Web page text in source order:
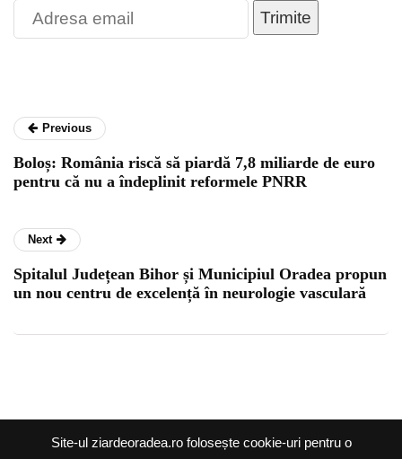
Site-ul ziardeoradea.ro folosește cookie-uri pentru o
Trimite
Previous
Boloș: România riscă să piardă 7,8 miliarde de euro
pentru că nu a îndeplinit reformele PNRR
Next
Spitalul Județean Bihor și Municipiul Oradea propun
un nou centru de excelență în neurologie vasculară